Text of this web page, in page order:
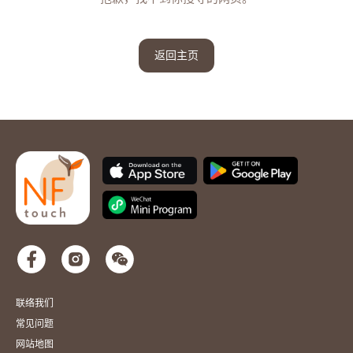
返回主页
联络我们
常见问题
网站地图